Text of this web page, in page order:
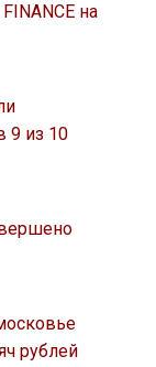
на
9 из 10
рублей